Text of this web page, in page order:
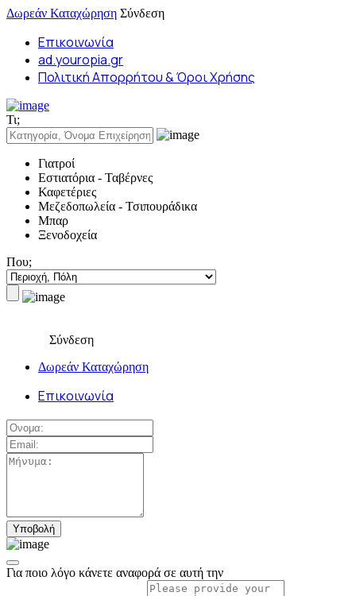
Δωρεάν Καταχώρηση Σύνδεση
Επικοινωνία
ad.youropia.gr
Πολιτική Απορρήτου & Όροι Χρήσης
Τι;
Γιατροί
Εστιατόρια - Ταβέρνες
Καφετέριες
Μεζεδοπωλεία - Τσιπουράδικα
Μπαρ
Ξενοδοχεία
Που;
Σύνδεση
Δωρεάν Καταχώρηση
Επικοινωνία
Για ποιο λόγο κάνετε αναφορά σε αυτή την